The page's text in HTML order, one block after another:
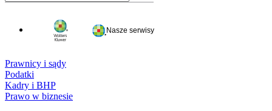
Nasze serwisy
Prawnicy i sądy
Podatki
Kadry i BHP
Prawo w biznesie